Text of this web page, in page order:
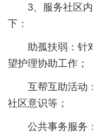
3、服务社区内
下：
助孤扶弱：针对
望护理协助工作；
互帮互助活动：
社区意识等；
公共事务服务：